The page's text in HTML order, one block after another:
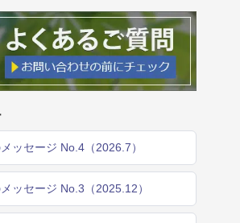
ッセージ No.4（2026.7）
ッセージ No.3（2025.12）